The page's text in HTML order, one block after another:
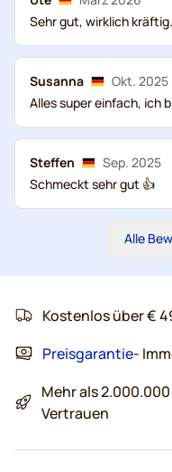
Sehr gut, wirklich kräftig.
Susanna
Okt. 2025
Alles super einfach, ich
Steffen
Sep. 2025
Schmeckt sehr gut 👍
Alle
Kostenlos über €
Preisgarantie-
Mehr als
Vertrauen